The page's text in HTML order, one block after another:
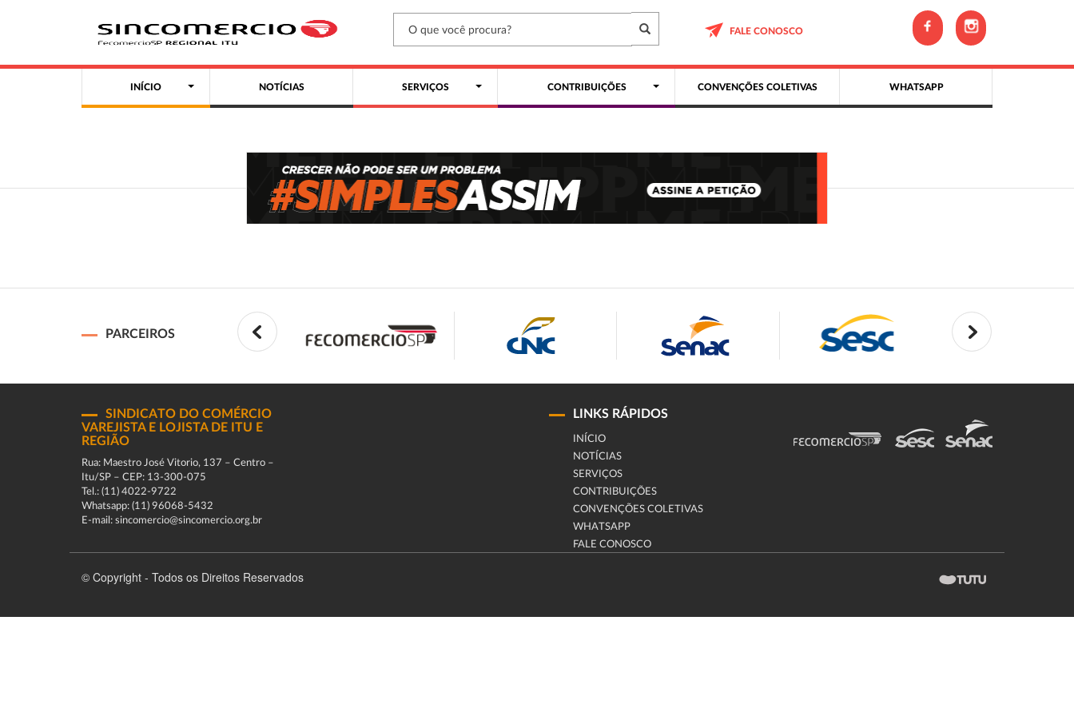
FALE CONOSCO
INÍCIO NOTÍCIAS SERVIÇOS CONTRIBUIÇÕES CONVENÇÕES COLETIVAS WHATSAPP
PARCEIROS
SINDICATO DO COMÉRCIO
VAREJISTA E LOJISTA DE ITU E
REGIÃO
Rua: Maestro José Vitorio, 137 – Centro –
Itu/SP – CEP: 13-300-075
Tel.: (11) 4022-9722
Whatsapp: (11) 96068-5432
E-mail: sincomercio@sincomercio.org.br
LINKS RÁPIDOS
INÍCIO
NOTÍCIAS
SERVIÇOS
CONTRIBUIÇÕES
CONVENÇÕES COLETIVAS
WHATSAPP
FALE CONOSCO
© Copyright - Todos os Direitos Reservados